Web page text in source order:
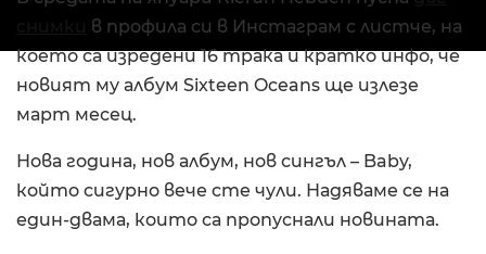
в профила си в Инстаграм с листче, на
което са изредени 16 трака и кратко инфо, че
новият му албум Sixteen Oceans ще излезе
март месец.
Нова година, нов албум, нов сингъл – Baby,
който сигурно вече сте чули. Надяваме се на
един-двама, които са пропуснали новината.